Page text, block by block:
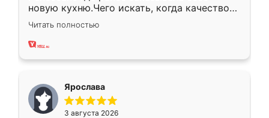
новую кухню.Чего искать, когда качеством
вполне довольна. Служит кухня уже почти
два года, нареканий нет.
Читать полностью
Ярослава
3 августа 2026